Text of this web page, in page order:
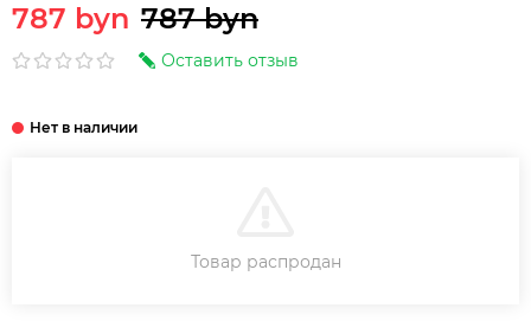
787 byn 787 byn
Оставить отзыв
Товар распродан